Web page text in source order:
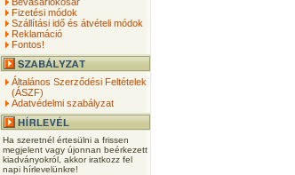
Fizetési módok
Szállítási idő és átvételi módok
Reklamáció
Fontos!
Általános Szerződési Feltételek
(ÁSZF)
Adatvédelmi szabályzat
Ha szeretnél értesülni a frissen
megjelent vagy újonnan beérkezett
kiadványokról, akkor iratkozz fel
napi hírlevelünkre!